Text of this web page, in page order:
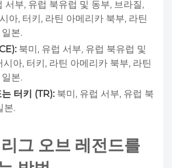
서부, 유럽 북유럽 및 동부, 브라질,
아, 터키, 라틴 아메리카 북부, 라틴
본.
북미, 유럽 서부, 유럽 북유럽 및
시아, 터키, 라틴 아메리카 북부, 라틴
본.
터키 (TR): 북미, 유럽 서부, 유럽 북
본.
그 오브 레전드를